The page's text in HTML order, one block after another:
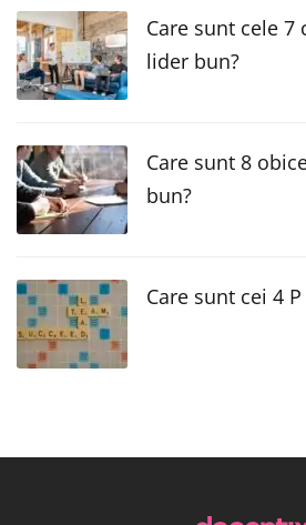
Care sunt cele
lider bun?
Care sunt 8
bun?
Care sunt cei 4